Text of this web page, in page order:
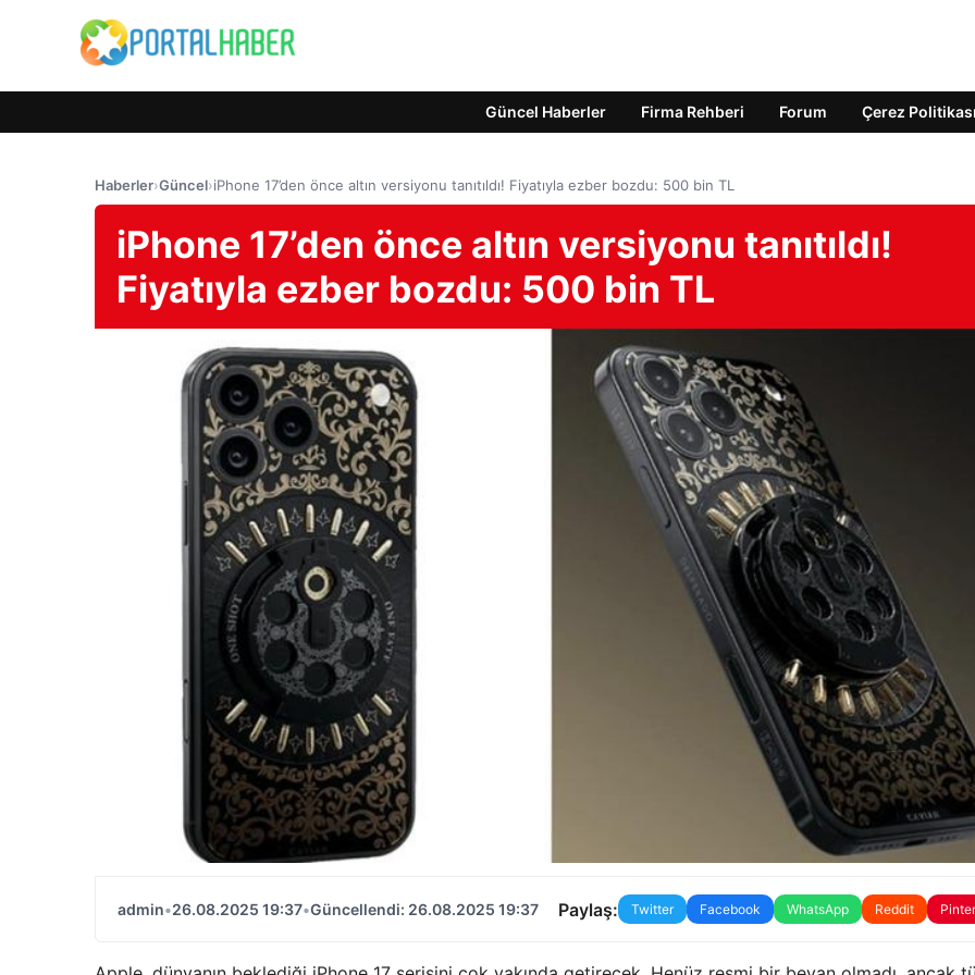
Güncel Haberler Firma Rehberi Forum Çerez Politikası
Haberler›Güncel›iPhone 17’den önce altın versiyonu tanıtıldı! Fiyatıyla ezber bozdu: 500 bin TL
iPhone 17’den önce altın versiyonu tanıtıldı!
Fiyatıyla ezber bozdu: 500 bin TL
admin•26.08.2025 19:37•Güncellendi: 26.08.2025 19:37 Paylaş: Twitter Facebook WhatsApp Reddit